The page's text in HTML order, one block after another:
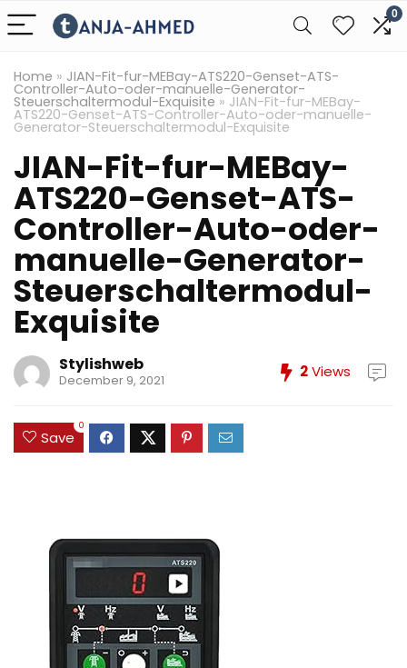
0
Home » JIAN-Fit-fur-MEBay-ATS220-Genset-ATS-
Controller-Auto-oder-manuelle-Generator-
Steuerschaltermodul-Exquisite » JIAN-Fit-fur-MEBay-
ATS220-Genset-ATS-Controller-Auto-oder-manuelle-
Generator-Steuerschaltermodul-Exquisite
JIAN-Fit-fur-MEBay-
ATS220-Genset-ATS-
Controller-Auto-oder-
manuelle-Generator-
Steuerschaltermodul-
Exquisite
Stylishweb
December 9, 2021 2Views
Save
0